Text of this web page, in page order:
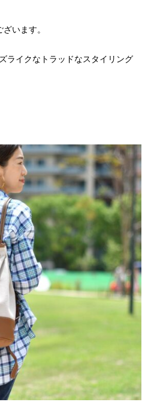
います。
ライクなトラッドなスタイリング